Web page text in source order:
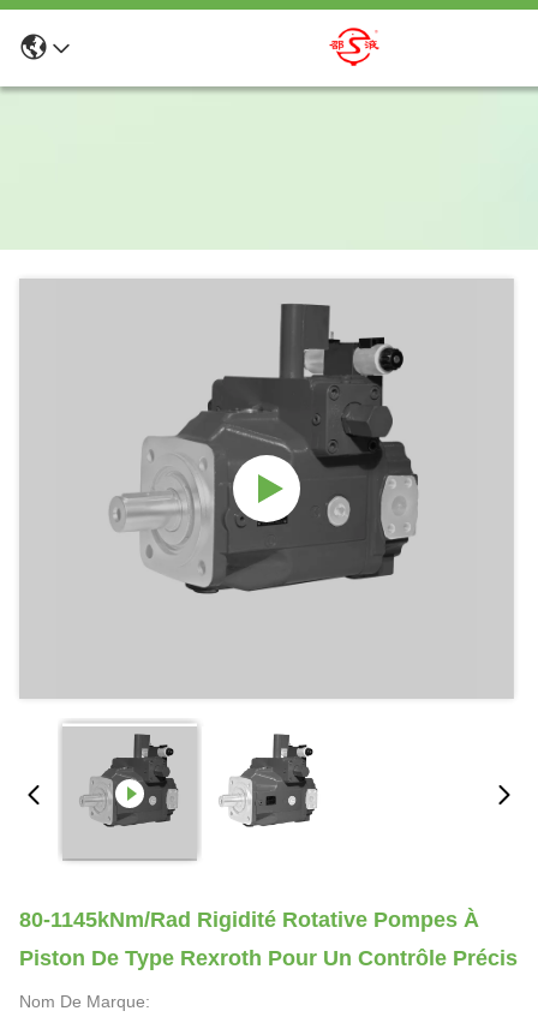
80-1145kNm/Rad Rigidité Rotative Pompes À
Piston De Type Rexroth Pour Un Contrôle Précis
Nom De Marque: